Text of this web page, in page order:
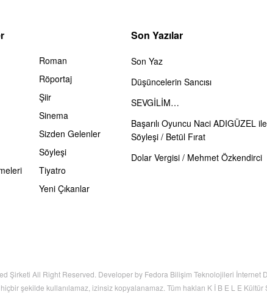
Roman
Röportaj
Şiir
Sinema
Sizden Gelenler
Söyleşi
Tiyatro
Yeni Çıkanlar
Son Yazılar
Son Yaz
Düşüncelerin Sancısı
SEVGİLİM…
Başarılı Oyuncu Naci ADIGÜZEL ile
Söyleşi / Betül Fırat
Dolar Vergisi / Mehmet Özkendirci
All Right Reserved. Developer by Fedora Bilişim Teknolojileri İnternet
şekilde kullanılamaz, izinsiz kopyalanamaz. Tüm hakları K İ B E L E